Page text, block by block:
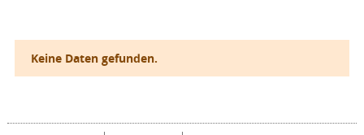
Keine Daten gefunden.